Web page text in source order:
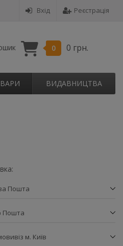
Вхід Реєстрація
0 0 грн.
ВИДАВНИЦТВА
Пошта
Пошта
м. Київ